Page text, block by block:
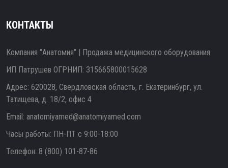
КОНТАКТЫ
Компания "Анатомия" | Продажа медицинского оборудования
ИП Патрушев ОГРНИП: 315665800015628
Адрес: 620028, Свердловская область, г. Екатеринбург, ул.
Татищева, д. 18/2, офис 4
Email: anatomiyamed@anatomiyamed.com
Часы работы: ПН-ПТ с 9:00-18:00
Телефон: 8 (800) 101-87-86